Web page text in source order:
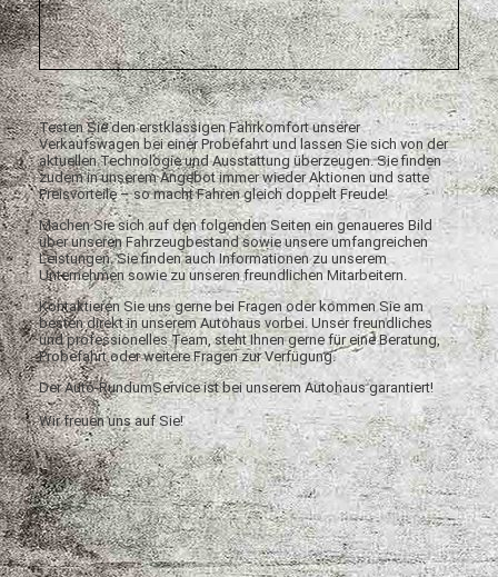
Testen Sie den erstklassigen Fahrkomfort unserer
Verkaufswagen bei einer Probefahrt und lassen Sie sich von der
aktuellen Technologie und Ausstattung überzeugen. Sie finden
zudem in unserem Angebot immer wieder Aktionen und satte
Preisvorteile – so macht Fahren gleich doppelt Freude!
Machen Sie sich auf den folgenden Seiten ein genaueres Bild
über unseren Fahrzeugbestand sowie unsere umfangreichen
Leistungen. Sie finden auch Informationen zu unserem
Unternehmen sowie zu unseren freundlichen Mitarbeitern.
Kontaktieren Sie uns gerne bei Fragen oder kommen Sie am
besten direkt in unserem Autohaus vorbei. Unser freundliches
und professionelles Team, steht Ihnen gerne für eine Beratung,
Probefahrt oder weitere Fragen zur Verfügung.
Der Auto-RundumService ist bei unserem Autohaus garantiert!
Wir freuen uns auf Sie!